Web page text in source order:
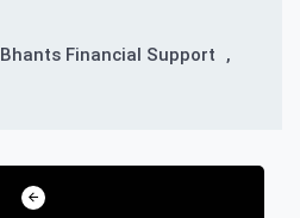
Bhants Financial Support
,